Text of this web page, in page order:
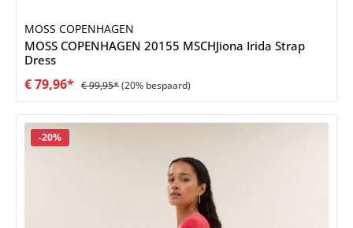
MOSS COPENHAGEN
MOSS COPENHAGEN 20155 MSCHJiona Irida Strap
Dress
€ 79,96* € 99,95*(20% bespaard)
Korting
-20%